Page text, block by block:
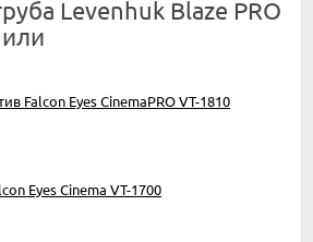
Levenhuk Blaze PRO
Falcon Eyes CinemaPRO VT-1810
Eyes Cinema VT-1700